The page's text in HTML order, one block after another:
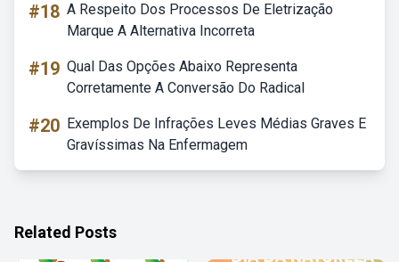
#18 A Respeito Dos Processos De Eletrização
Marque A Alternativa Incorreta
#19 Qual Das Opções Abaixo Representa
Corretamente A Conversão Do Radical
#20 Exemplos De Infrações Leves Médias Graves E
Gravíssimas Na Enfermagem
Related Posts